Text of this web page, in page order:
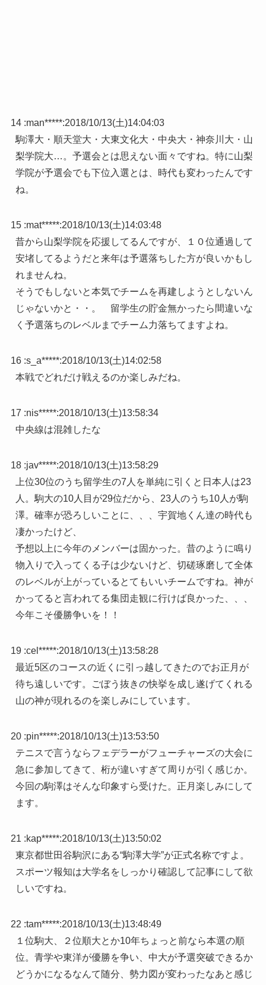
14 :man*****:2018/10/13(土)14:04:03
駒澤大・順天堂大・大東文化大・中央大・神奈川大・山
梨学院大…。予選会とは思えない面々ですね。特に山梨
学院が予選会でも下位入選とは、時代も変わったんです
ね。
15 :mat*****:2018/10/13(土)14:03:48
昔から山梨学院を応援してるんですが、１０位通過して
安堵してるようだと来年は予選落ちした方が良いかもし
れませんね。
そうでもしないと本気でチームを再建しようとしないん
じゃないかと・・。 留学生の貯金無かったら間違いな
く予選落ちのレベルまでチーム力落ちてますよね。
16 :s_a*****:2018/10/13(土)14:02:58
本戦でどれだけ戦えるのか楽しみだね。
17 :nis*****:2018/10/13(土)13:58:34
中央線は混雑したな
18 :jav*****:2018/10/13(土)13:58:29
上位30位のうち留学生の7人を単純に引くと日本人は23
人。駒大の10人目が29位だから、23人のうち10人が駒
澤。確率が恐ろしいことに、、、宇賀地くん達の時代も
凄かったけど、
予想以上に今年のメンバーは固かった。昔のように鳴り
物入りで入ってくる子は少ないけど、切磋琢磨して全体
のレベルが上がっているとてもいいチームですね。神が
かってると言われてる集団走観に行けば良かった、、、
今年こそ優勝争いを！！
19 :cel*****:2018/10/13(土)13:58:28
最近5区のコースの近くに引っ越してきたのでお正月が
待ち遠しいです。ごぼう抜きの快挙を成し遂げてくれる
山の神が現れるのを楽しみにしています。
20 :pin*****:2018/10/13(土)13:53:50
テニスで言うならフェデラーがフューチャーズの大会に
急に参加してきて、桁が違いすぎて周りが引く感じか。
今回の駒澤はそんな印象すら受けた。正月楽しみにして
ます。
21 :kap*****:2018/10/13(土)13:50:02
東京都世田谷駒沢にある“駒澤大学”が正式名称ですよ。
スポーツ報知は大学名をしっかり確認して記事にして欲
しいですね。
22 :tam*****:2018/10/13(土)13:48:49
１位駒大、２位順大とか10年ちょっと前なら本選の順
位。青学や東洋が優勝を争い、中大が予選突破できるか
どうかになるなんて随分、勢力図が変わったなあと感じ